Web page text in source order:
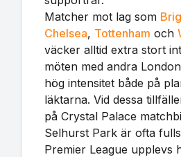
Matcher mot lag som
Chelsea, Tottenham och
väcker alltid extra stort
möten med andra
hög intensitet både på
läktarna. Vid dessa
på Crystal Palace
Selhurst Park är ofta
Premier League upplevs